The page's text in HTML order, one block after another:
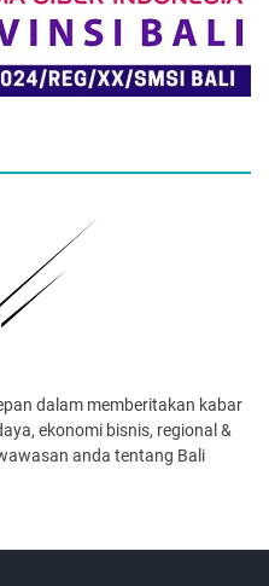
dalam memberitakan kabar
ekonomi bisnis, regional &
anda tentang Bali